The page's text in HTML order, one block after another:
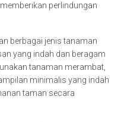
perlindungan
berbagai jenis tanaman
yang indah dan beragam
tanaman merambat,
minimalis yang indah
taman secara